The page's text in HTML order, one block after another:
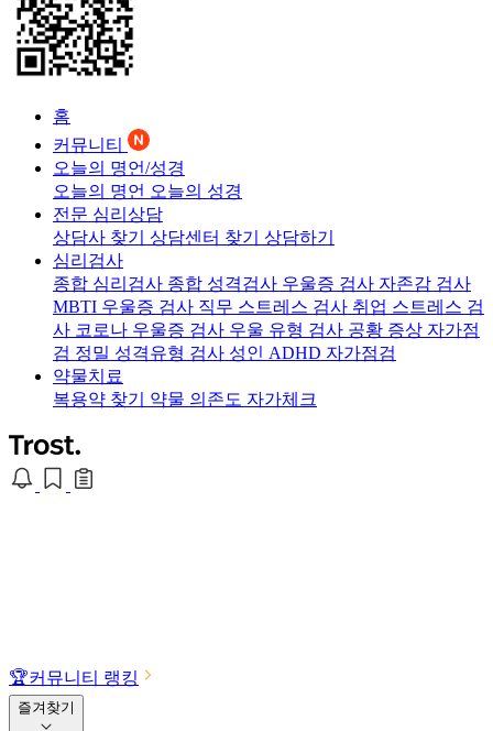
홈
커뮤니티
오늘의 명언/성경
오늘의 명언 오늘의 성경
전문 심리상담
상담사 찾기 상담센터 찾기 상담하기
심리검사
종합 심리검사 종합 성격검사 우울증 검사 자존감 검사
MBTI 우울증 검사 직무 스트레스 검사 취업 스트레스 검
사 코로나 우울증 검사 우울 유형 검사 공황 증상 자가점
검 정밀 성격유형 검사 성인 ADHD 자가점검
약물치료
복용약 찾기 약물 의존도 자가체크
🏆커뮤니티 랭킹
즐겨찾기